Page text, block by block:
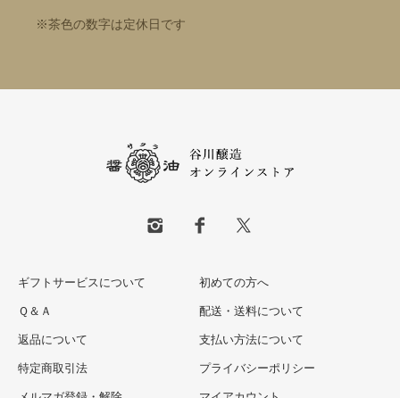
※茶色の数字は定休日です
ギフトサービスについて 初めての方へ
Ｑ＆Ａ 配送・送料について
返品について 支払い方法について
特定商取引法 プライバシーポリシー